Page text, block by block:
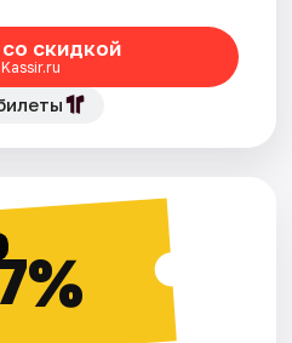
скидкой